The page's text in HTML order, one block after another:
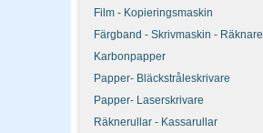
Film - Kopieringsmaskin
Färgband - Skrivmaskin - Räknare
Karbonpapper
Papper- Bläckstråleskrivare
Papper- Laserskrivare
Räknerullar - Kassarullar